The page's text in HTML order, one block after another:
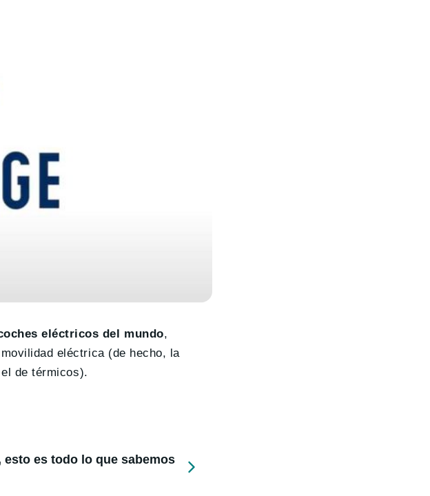
eléctricos del mundo,
eléctrica (de hecho, la
de térmicos).
es todo lo que sabemos